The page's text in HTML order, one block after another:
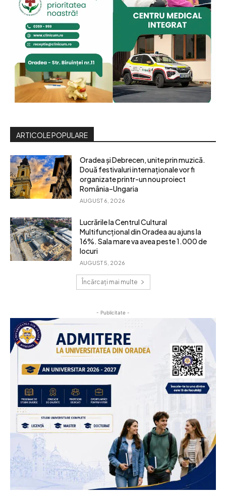
ARTICOLE POPULARE
Oradea și Debrecen, unite prin muzică.
Două festivaluri internaționale vor fi
organizate printr-un nou proiect
România–Ungaria
AUGUST 6, 2026
Lucrările la Centrul Cultural
Multifuncțional din Oradea au ajuns la
16%. Sala mare va avea peste 1.000 de
locuri
AUGUST 5, 2026
Încărcați mai multe
- Publicitate -